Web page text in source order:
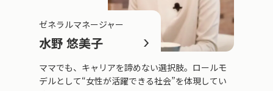
ゼネラルマネージャー
水野 悠美子
ママでも、キャリアを諦めない選択肢。ロールモ
デルとして“女性が活躍できる社会”を体現してい